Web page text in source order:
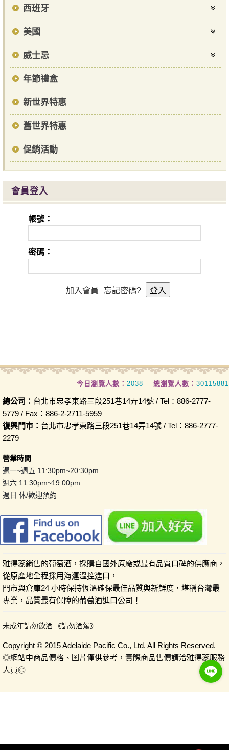
西班牙
美國
威士忌
年節禮盒
新世界特惠
舊世界特惠
促銷活動
會員登入
帳號：
密碼：
加入會員 忘記密碼?
今日瀏覽人數： 2038 總瀏覽人數： 30115881
總公司： 台北市忠孝東路三段251巷14弄14號 / Tel：886-2777-
5779 / Fax：886-2-2711-5959
復興門市： 台北市忠孝東路三段251巷14弄14號 / Tel：886-2777-
2279
營業時間
週一~週五 11:30pm~20:30pm
週六 11:30pm~19:00pm
週日 休/歡迎預約
雅得蕊銷售的葡萄酒，採購自國外原廠或最有品質口碑的供應商，
從原產地全程採用海運溫控進口，
門市與倉庫24 小時保持恆溫確保最佳品質與新鮮度，堪稱台灣最
專業，品質最有保障的葡萄酒進口公司！
未成年請勿飲酒 《請勿酒駕》
Copyright © 2015 Adelaide Pacific Co., Ltd. All Rights Reserved.
◎網站中商品價格、圖片僅供參考，實際商品售價請洽雅得蕊服務
人員◎